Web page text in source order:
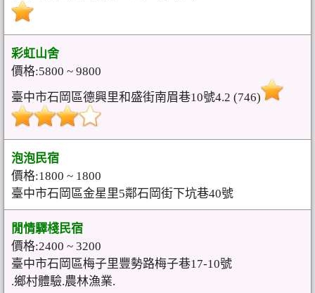
彩虹山舍
價格:5800 ~ 9800
臺中市石岡區德興里和盛街南眉巷10號4.2 (746)
泡泡民宿
價格:1800 ~ 1800
臺中市石岡區金星里5鄰石岡街下坑巷40號
閒情驛棧民宿
價格:2400 ~ 3200
臺中市石岡區梅子里豐勢路梅子巷17-10號
.鄉村體驗.農林漁業.